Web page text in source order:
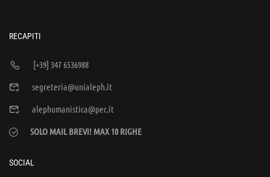
RECAPITI
[+39] 347 6536988
segreteria@unialeph.it
alephumanistica@pec.it
SOLO MAIL BREVI! MAX 10 RIGHE
SOCIAL